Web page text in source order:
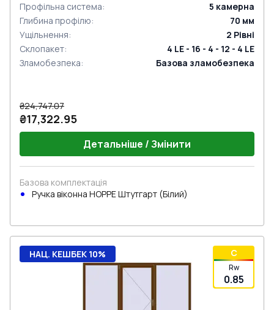
Профільна система: 5 камерна
Глибина профілю: 70 мм
Ущільнення: 2 Рівні
Склопакет:
4 LE - 16 - 4 - 12 - 4 LE
Зламобезпека: Базова зламобезпека
₴24,747.07
₴17,322.95
Детальніше / Змінити
Базова комплектація
Ручка віконна HOPPE Штутгарт (Білий)
C
Rw
0.85
НАЦ. КЕШБЕК 10%